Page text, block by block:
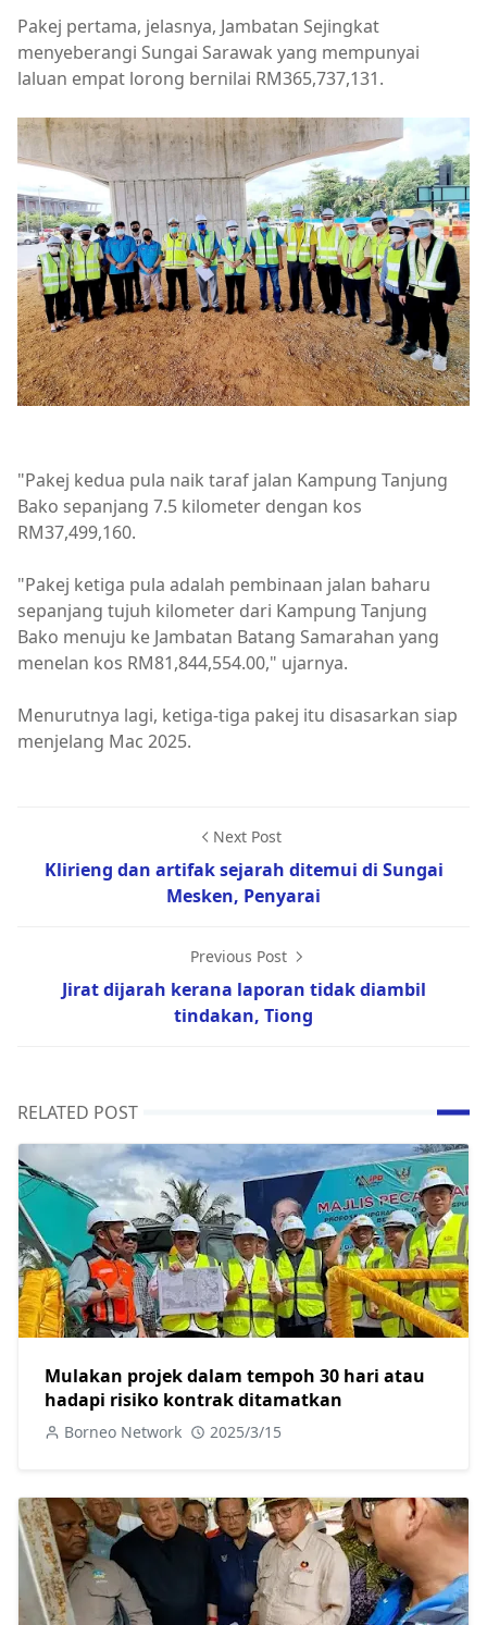
Pakej pertama, jelasnya, Jambatan Sejingkat
menyeberangi Sungai Sarawak yang mempunyai
laluan empat lorong bernilai RM365,737,131.
"Pakej kedua pula naik taraf jalan Kampung Tanjung
Bako sepanjang 7.5 kilometer dengan kos
RM37,499,160.
"Pakej ketiga pula adalah pembinaan jalan baharu
sepanjang tujuh kilometer dari Kampung Tanjung
Bako menuju ke Jambatan Batang Samarahan yang
menelan kos RM81,844,554.00," ujarnya.
Menurutnya lagi, ketiga-tiga pakej itu disasarkan siap
menjelang Mac 2025.
Next Post
Klirieng dan artifak sejarah ditemui di Sungai
Mesken, Penyarai
Previous Post
Jirat dijarah kerana laporan tidak diambil
tindakan, Tiong
RELATED POST
Mulakan projek dalam tempoh 30 hari atau
hadapi risiko kontrak ditamatkan
Borneo Network 2025/3/15